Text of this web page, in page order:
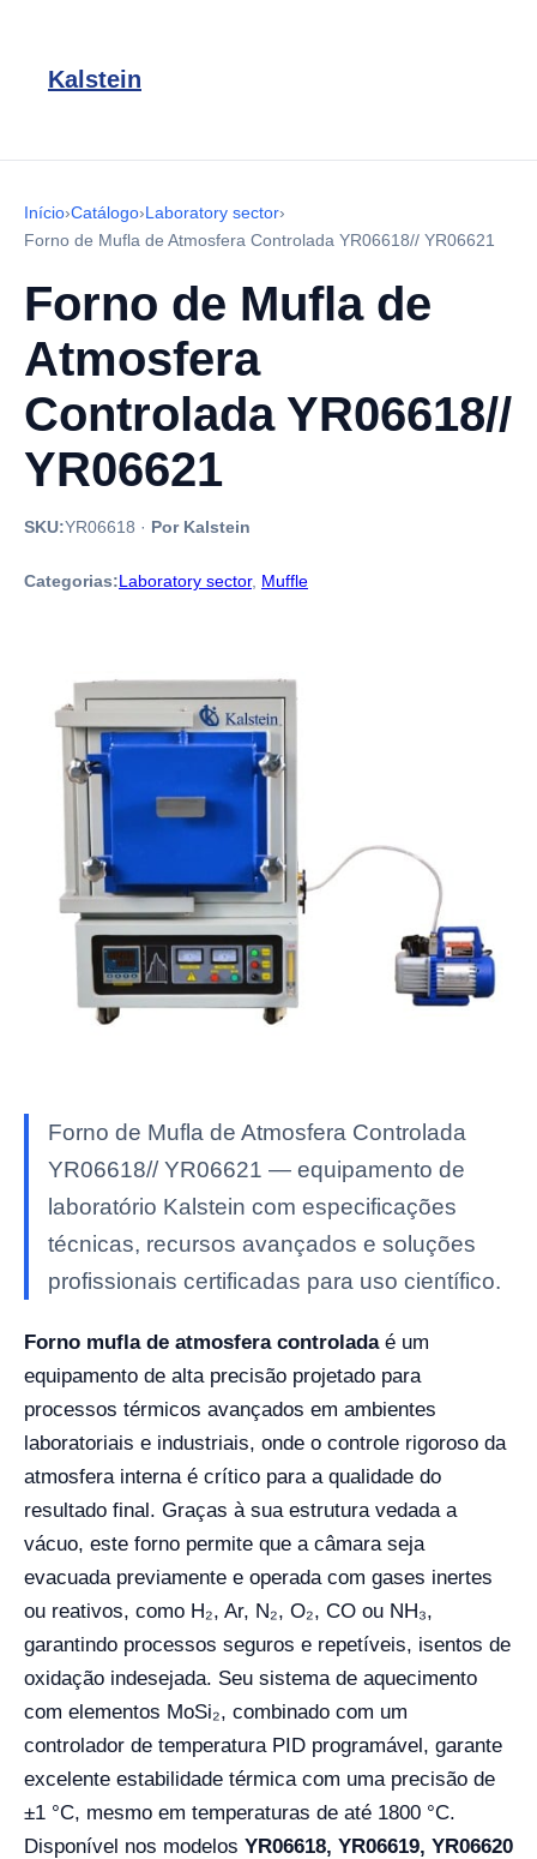
Kalstein
Início›Catálogo›Laboratory sector›
Forno de Mufla de Atmosfera Controlada YR06618// YR06621
Forno de Mufla de
Atmosfera
Controlada YR06618//
YR06621
SKU:YR06618 · Por Kalstein
Categorias:Laboratory sector, Muffle
Forno de Mufla de Atmosfera Controlada
YR06618// YR06621 — equipamento de
laboratório Kalstein com especificações
técnicas, recursos avançados e soluções
profissionais certificadas para uso científico.
Forno mufla de atmosfera controladaé um
equipamento de alta precisão projetado para
processos térmicos avançados em ambientes
laboratoriais e industriais, onde o controle rigoroso da
atmosfera interna é crítico para a qualidade do
resultado final. Graças à sua estrutura vedada a
vácuo, este forno permite que a câmara seja
evacuada previamente e operada com gases inertes
ou reativos, como H₂, Ar, N₂, O₂, CO ou NH₃,
garantindo processos seguros e repetíveis, isentos de
oxidação indesejada. Seu sistema de aquecimento
com elementos MoSi₂, combinado com um
controlador de temperatura PID programável, garante
excelente estabilidade térmica com uma precisão de
±1 °C, mesmo em temperaturas de até 1800 °C.
Disponível nos modelos YR06618, YR06619, YR06620